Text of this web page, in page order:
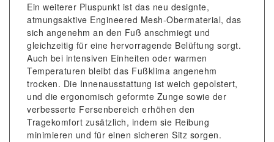
Ein weiterer Pluspunkt ist das neu designte,
atmungsaktive Engineered Mesh-Obermaterial, das
sich angenehm an den Fuß anschmiegt und
gleichzeitig für eine hervorragende Belüftung sorgt.
Auch bei intensiven Einheiten oder warmen
Temperaturen bleibt das Fußklima angenehm
trocken. Die Innenausstattung ist weich gepolstert,
und die ergonomisch geformte Zunge sowie der
verbesserte Fersenbereich erhöhen den
Tragekomfort zusätzlich, indem sie Reibung
minimieren und für einen sicheren Sitz sorgen.